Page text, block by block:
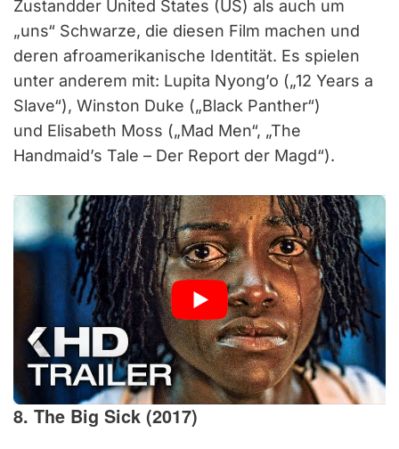
Zustandder United States (US) als auch um
„uns“ Schwarze, die diesen Film machen und
deren afroamerikanische Identität. Es spielen
unter anderem mit: Lupita Nyong’o („12 Years a
Slave“), Winston Duke („Black Panther“)
und Elisabeth Moss („Mad Men“, „The
Handmaid’s Tale – Der Report der Magd“).
8. The Big Sick (2017)